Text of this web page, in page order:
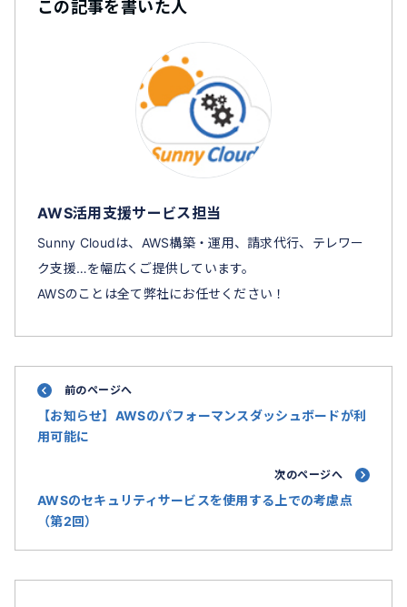
この記事を書いた人
AWS活用支援サービス担当
Sunny Cloudは、AWS構築・運用、請求代行、テレワー
ク支援…を幅広くご提供しています。
AWSのことは全て弊社にお任せください！
前のページへ
【お知らせ】AWSのパフォーマンスダッシュボードが利
用可能に
次のページへ
AWSのセキュリティサービスを使用する上での考慮点
（第2回）